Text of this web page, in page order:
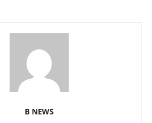
B NEWS